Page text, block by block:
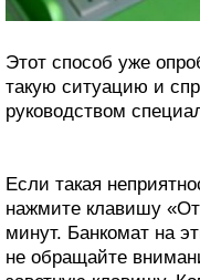
Этот способ уже
такую ситуацию и
руководством
Если такая
нажмите клавишу
минут. Банкомат на
не обращайте